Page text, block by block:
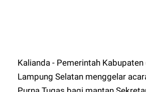
Kalianda - Pemerintah
Lampung Selatan menggelar